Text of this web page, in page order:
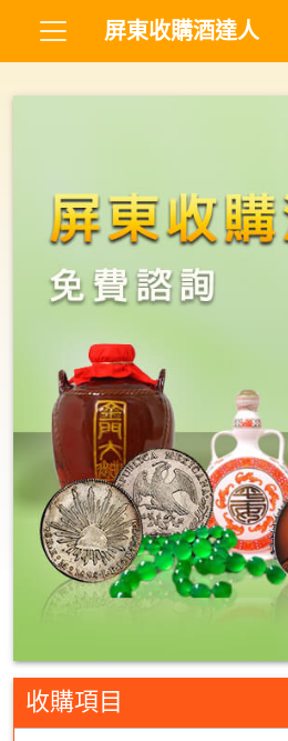
屏東收購酒達人
收購項目